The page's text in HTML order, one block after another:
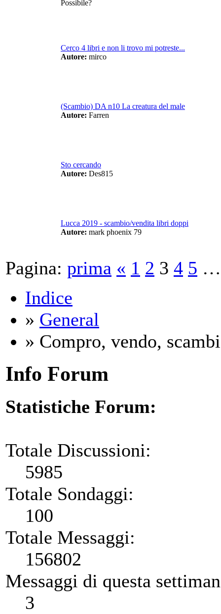
Possibile?
Cerco 4 libri e non li trovo mi potreste...
Autore: mirco
(Scambio) DA n10 La creatura del male
Autore: Farren
Sto cercando
Autore: Des815
Lucca 2019 - scambio/vendita libri doppi
Autore: mark phoenix 79
Pagina: prima « 1 2 3 4 5 …
Indice
» General
» Compro, vendo,
Info Forum
Statistiche Forum:
Totale Discussioni:
5985
Totale Sondaggi:
100
Totale Messaggi:
156802
Messaggi di questa
3